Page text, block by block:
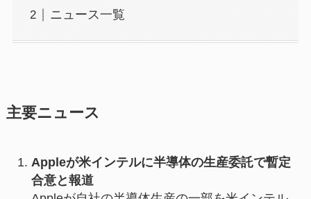
ニュース一覧
主要ニュース
Appleが米インテルに半導体の生産委託で暫定
合意と報道